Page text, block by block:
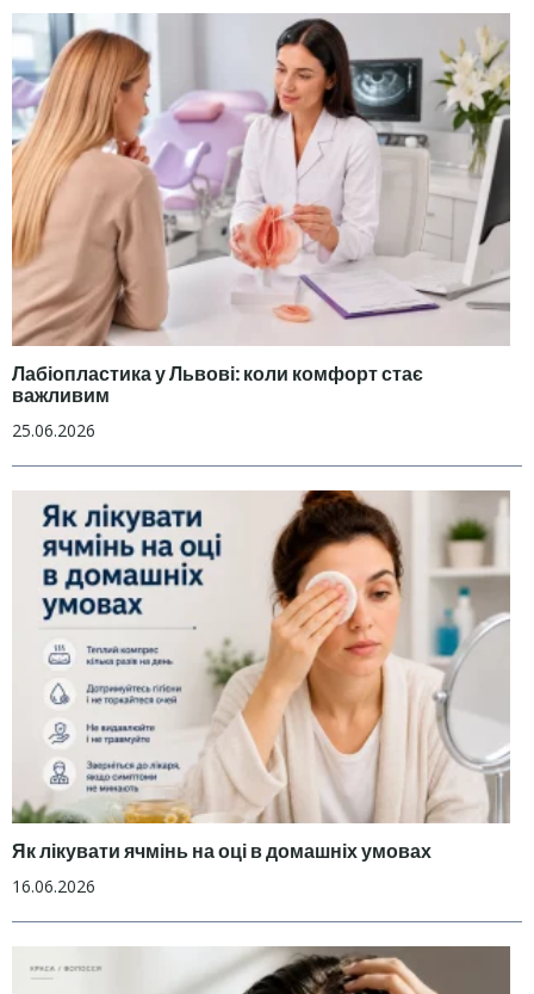
Лабіопластика у Львові: коли комфорт стає
важливим
25.06.2026
Як лікувати ячмінь на оці в домашніх умовах
16.06.2026